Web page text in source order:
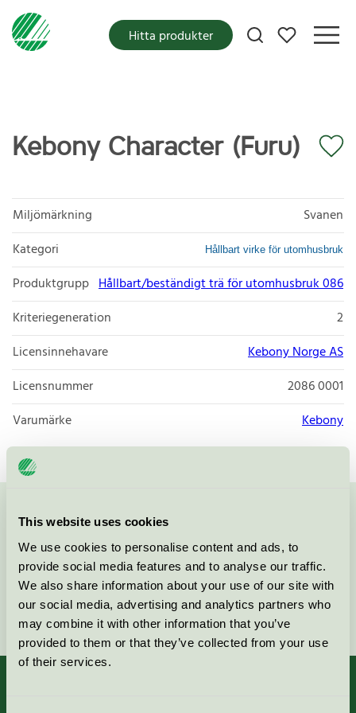
This website uses cookies
We use cookies to personalise content and ads, to
provide social media features and to analyse our traffic.
We also share information about your use of our site with
our social media, advertising and analytics partners who
may combine it with other information that you’ve
provided to them or that they’ve collected from your use
of their services.
Mina favoriter
Hitta produkter
Kebony Character (Furu)
Miljömärkning
Svanen
Kategori
Hållbart virke för utomhusbruk
Produktgrupp Hållbart/beständigt trä för utomhusbruk 086
Kriteriegeneration
2
Licensinnehavare
Kebony Norge AS
Licensnummer
2086 0001
Varumärke
Kebony
Kontakta oss på08-55 55 24 00
Fortsätt